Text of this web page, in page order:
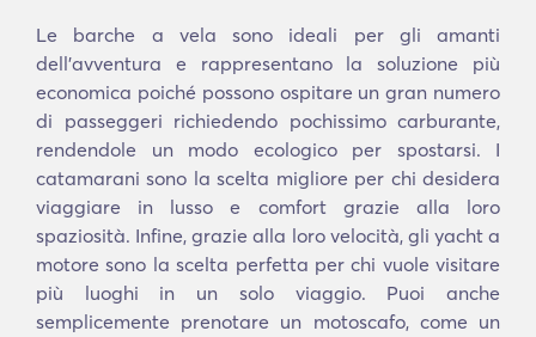
Le barche a vela sono ideali per gli amanti
dell'avventura e rappresentano la soluzione più
economica poiché possono ospitare un gran numero
di passeggeri richiedendo pochissimo carburante,
rendendole un modo ecologico per spostarsi. I
catamarani sono la scelta migliore per chi desidera
viaggiare in lusso e comfort grazie alla loro
spaziosità. Infine, grazie alla loro velocità, gli yacht a
motore sono la scelta perfetta per chi vuole visitare
più luoghi in un solo viaggio. Puoi anche
semplicemente prenotare un motoscafo, come un